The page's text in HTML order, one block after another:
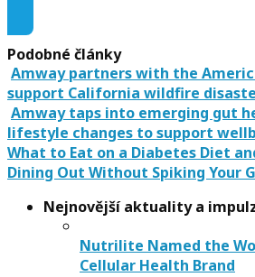
Podobné články
Amway partners with the
support California wildfire
Amway taps into emerging gut
lifestyle changes to support
What to Eat on a Diabetes Diet
Dining Out Without Spiking Your
Nejnovější aktuality a
Nutrilite Named the
Cellular Health Brand